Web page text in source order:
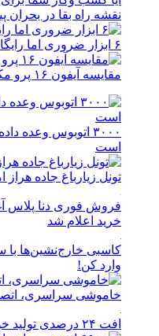
نقشه راه بقا در بحران
۶ ابزار ضروری اما رایگان برای ترید موفق در فارکس
مقایسه آیفون ۱۶ پرو مکس با سایر پرچمداران بازار
۳۰۰۰ اتوبوس
است
تونل زیارباغ جاده
فروش فوری دنا پلاس
خرید اعلام شد
وارد کن!
خاموشی سراسری،
افت ۲۴ درصدی تولید خودرو در کشور